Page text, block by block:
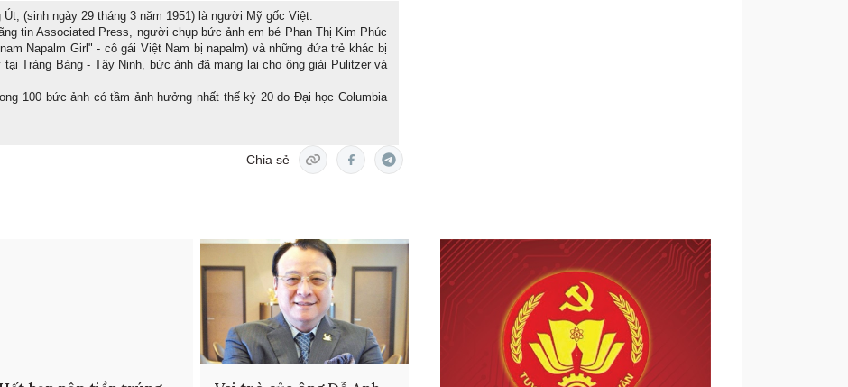
Út, (sinh ngày 29 tháng 3 năm 1951) là người Mỹ gốc Việt.
tin Associated Press, người chụp bức ảnh em bé Phan Thị Kim Phúc
Napalm Girl" - cô gái Việt Nam bị napalm) và những đứa trẻ khác bị
tại Trảng Bàng - Tây Ninh, bức ảnh đã mang lại cho ông giải Pulitzer và
100 bức ảnh có tầm ảnh hưởng nhất thế kỷ 20 do Đại học Columbia
Chia sẻ